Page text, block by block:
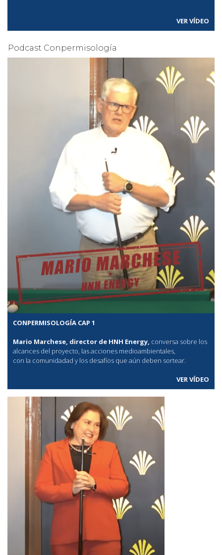
VER VÍDEO
Podcast Conpermisología
CONPERMISOLOGÍA CAP 1
Mario Marchese, director de HNH Energy, conversa sobre los
alcances del proyecto, las acciones medioambientales,
con la comunidadad y los desafíos que aún deben sortear.
VER VÍDEO